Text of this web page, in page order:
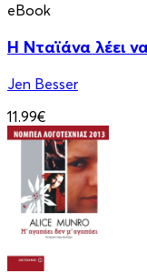
eBook
Η Νταϊάνα λέει
Jen Besser
11.99€